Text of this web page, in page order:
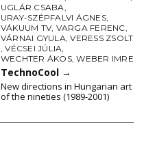
UGLÁR CSABA,
URAY-SZÉPFALVI ÁGNES,
VÁKUUM TV, VARGA FERENC,
VÁRNAI GYULA,VERESS ZSOLT
,VÉCSEI JÚLIA,
WECHTER ÁKOS,WEBER IMRE
TechnoCool →
New directions in Hungarian art
of the nineties (1989-2001)